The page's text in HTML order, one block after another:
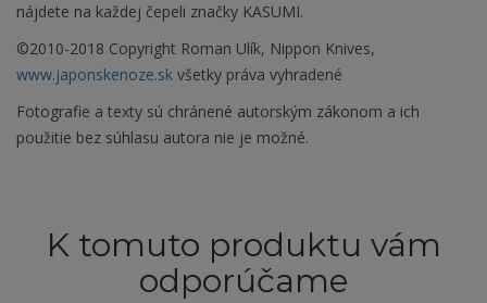
nájdete na každej čepeli značky KASUMI.
©2010-2018 Copyright Roman Ulík, Nippon Knives,
www.japonskenoze.sk všetky práva vyhradené
Fotografie a texty sú chránené autorským zákonom a ich
použitie bez súhlasu autora nie je možné.
K tomuto produktu vám
odporúčame